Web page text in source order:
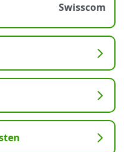
Swisscom